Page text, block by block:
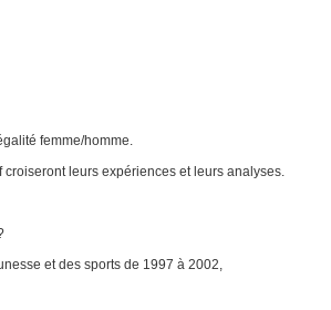
femme/homme.
leurs expériences et leurs analyses.
et des sports de 1997 à 2002,